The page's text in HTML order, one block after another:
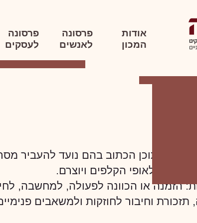
אודות
המכון
פרסונה
לאנשים
פרסונה
לעסקים
שהתוכן הכתוב בהם נועד להעביר
בהתאם לאופי הקלפים ויוצרם.
הזמנה או הכוונה לפעולה, למחשבה,
וחיבור לחוזקות ולמשאבים פנימיים